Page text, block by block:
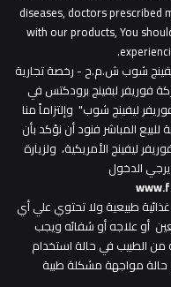
diseases, doctors prescribed
with our products, You
شوب ش.م.ح - رخصة تجارية
شركة فوريفر لبفينج برودكتس في
ليفينج شوب" وإلتزاماً منا
للبيع المباشر فنود أن نؤكد بأن
ليفينج الأمريكية، ولزيارة
الدخول
طبيعية ولا تحتوي علي أي
أو علاجه أو شفائه ويجب
من الطبيب في حالة استخدام
حالة مواجهة مشكلة طبية